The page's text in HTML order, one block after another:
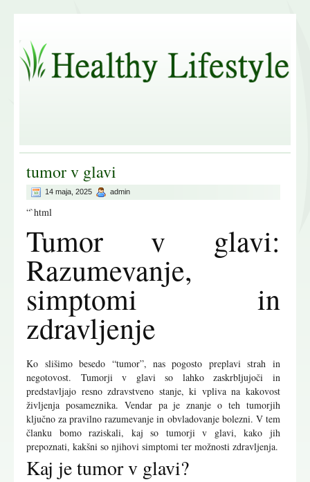
tumor v glavi
14 maja, 2025 admin
“`html
Tumor v glavi:
Razumevanje,
simptomi in
zdravljenje
Ko slišimo besedo “tumor”, nas pogosto preplavi strah in
negotovost. Tumorji v glavi so lahko zaskrbljujoči in
predstavljajo resno zdravstveno stanje, ki vpliva na kakovost
življenja posameznika. Vendar pa je znanje o teh tumorjih
ključno za pravilno razumevanje in obvladovanje bolezni. V tem
članku bomo raziskali, kaj so tumorji v glavi, kako jih
prepoznati, kakšni so njihovi simptomi ter možnosti zdravljenja.
Kaj je tumor v glavi?